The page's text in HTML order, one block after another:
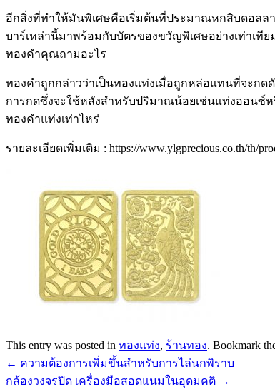
อีกสิ่งที่ทำให้มันพิเศษคือเริ่มต้นที่ประมาณหกสิบดอลล
บาร์เหล่านี้มาพร้อมกับบัตรของขวัญพิเศษอย่างเท่าเ
ทองคำคุณถามอะไร
ทองคำถูกกล่าวว่าเป็นทองแท่งเมื่อถูกหล่อแทนที่จะก
การกดซึ่งจะใช้หลังสำหรับปริมาณน้อยเช่นแท่งออนซ์ห
ทองคำแท่งเท่าไหร่
รายละเอียดเพิ่มเติม : https://www.ylgprecious.co.th/th/
This entry was posted in ทองแท่ง, ร้านทอง. Bookmark
← ความต้องการเพิ่มขึ้นสำหรับการไล่นกพิราบ
กล้องวงจรปิด เครื่องมือสอดแนมในอุดมคติ →